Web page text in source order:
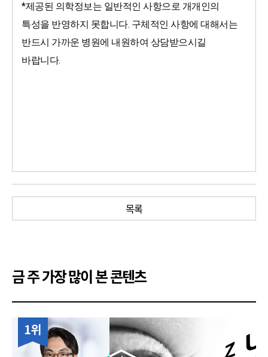
*제공된 의학정보는 일반적인 사항으로 개개인의
특성을 반영하지 못합니다. 구체적인 사항에 대해서는
반드시 가까운 병원에 내원하여 상담받으시길
바랍니다.
목록
금 주 가장 많이 본 콘텐츠
1위